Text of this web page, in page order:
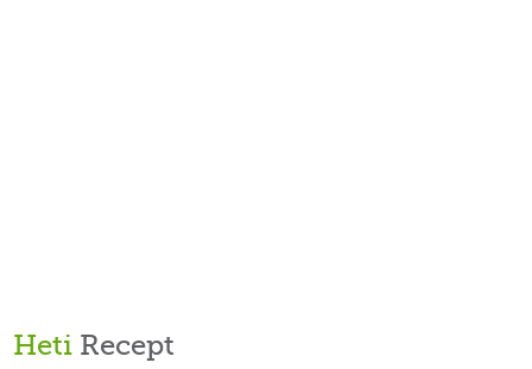
Heti Recept